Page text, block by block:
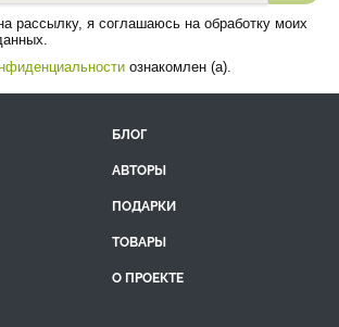
рассылку, я соглашаюсь на обработку моих
ознакомлен (а).
БЛОГ
АВТОРЫ
ПОДАРКИ
ТОВАРЫ
О ПРОЕКТЕ